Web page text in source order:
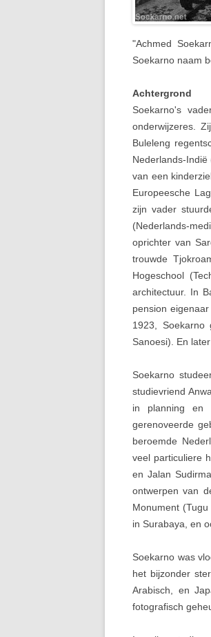
"Achmed
Soekarno naam
Achtergrond
Soekarno's
onderwijzeres.
Buleleng
Nederlands-
van een
Europeesche
zijn vader
(Nederlands-
oprichter van
trouwde
Hogeschool
architectuur. In
pension
1923,
Sanoesi). En
Soekarno
studievriend
in planning en
gerenoveerde
beroemde
veel particuliere
en Jalan
ontwerpen van
Monument
in Surabaya, en
Soekarno was
het bijzonder
Arabisch, en
fotografisch